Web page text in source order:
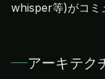
whisper等)がコミ
アーキテク